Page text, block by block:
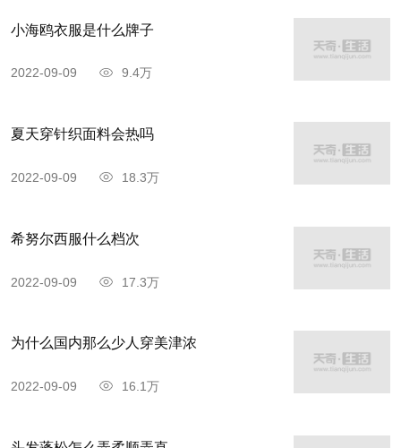
小海鸥衣服是什么牌子
2022-09-09 9.4万
夏天穿针织面料会热吗
2022-09-09 18.3万
希努尔西服什么档次
2022-09-09 17.3万
为什么国内那么少人穿美津浓
2022-09-09 16.1万